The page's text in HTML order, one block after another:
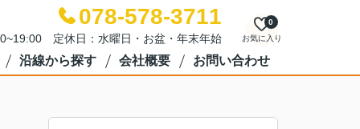
078-578-3711
定休日：水曜日・お盆・年末年始 お気に入り
0
沿線から探す 会社概要 お問い合わせ